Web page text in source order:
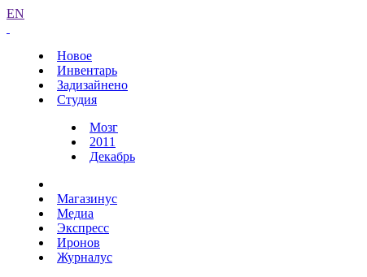
EN
Новое
Инвентарь
Задизайнено
Студия
Мозг
2011
Декабрь
Магазинус
Медиа
Экспресс
Иронов
Журналус